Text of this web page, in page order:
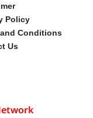
Policy
Conditions
Us